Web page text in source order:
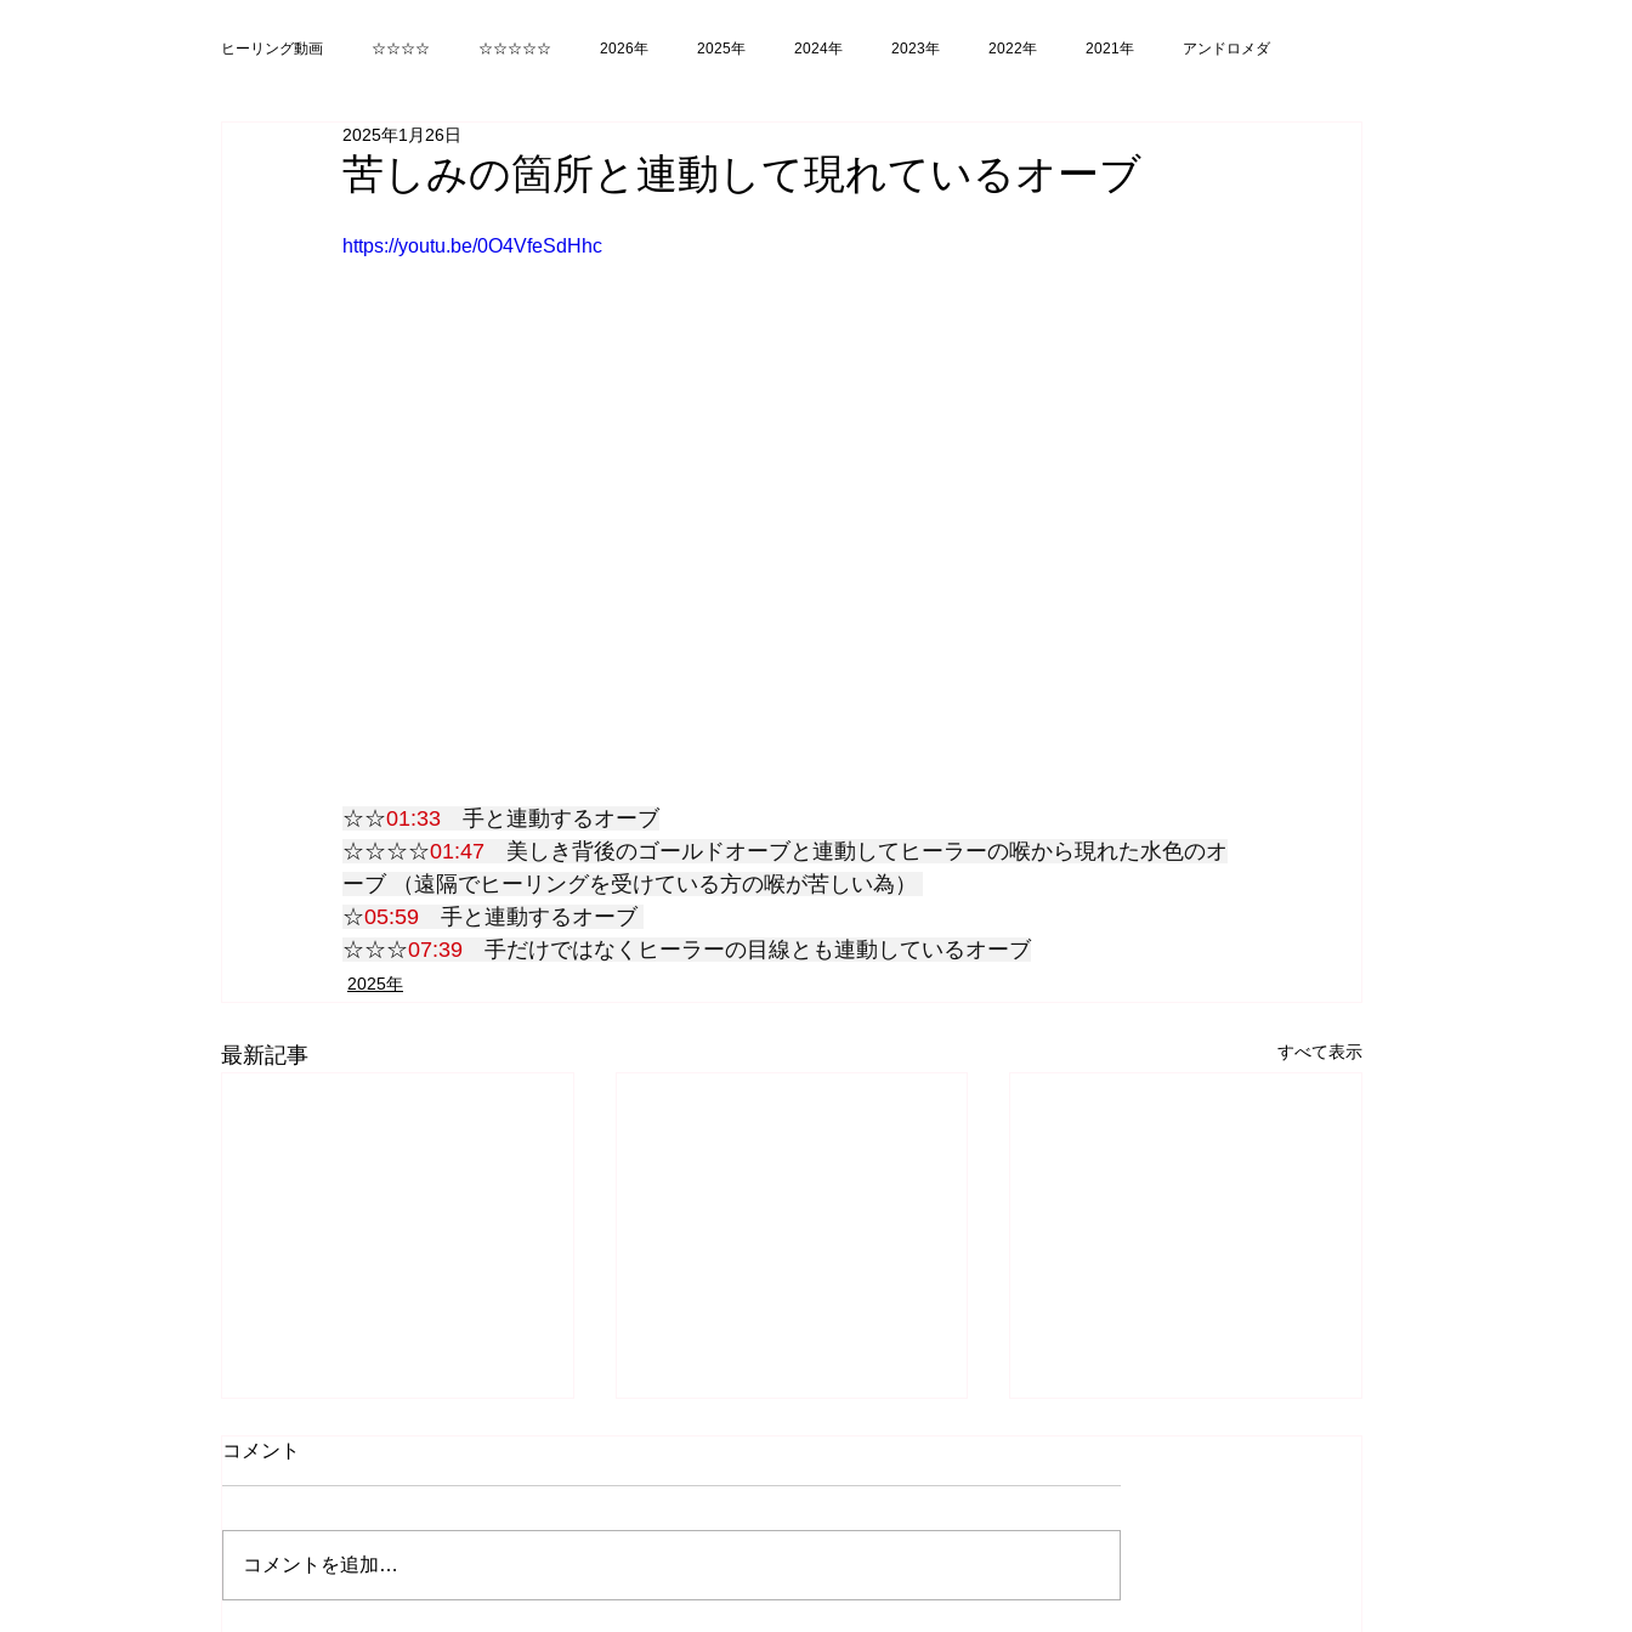
ヒーリング動画 ☆☆☆☆ ☆☆☆☆☆ 2026年 2025年 2024年 2023年 2022年 2021年 アンドロメダ
ヒカルランド みらくる
苦しみの箇所と連動して現れているオーブ
2025年1月26日
https://youtu.be/0O4VfeSdHhc
☆☆01:33 手と連動するオーブ
☆☆☆☆01:47 美しき背後のゴールドオーブと連動してヒーラーの喉から現れた水色のオ
ーブ （遠隔でヒーリングを受けている方の喉が苦しい為）
☆05:59 手と連動するオーブ
☆☆☆07:39 手だけではなくヒーラーの目線とも連動しているオーブ
2025年
最新記事 すべて表示
コメント
コメントを追加…